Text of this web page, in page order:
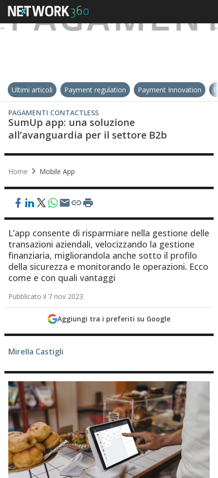
Ultimi articoli Payment regulation Payment Innovation
PAGAMENTI CONTACTLESS
SumUp app: una soluzione
all’avanguardia per il settore B2b
Home Mobile App
L’app consente di risparmiare nella gestione delle
transazioni aziendali, velocizzando la gestione
finanziaria, migliorandola anche sotto il profilo
della sicurezza e monitorando le operazioni. Ecco
come e con quali vantaggi
Pubblicato il 7 nov 2023
Aggiungi tra i preferiti su Google
Mirella Castigli